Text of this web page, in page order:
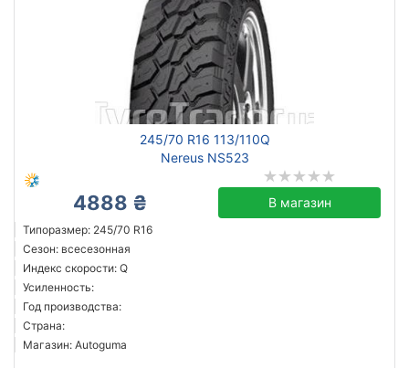
245/70 R16 113/110Q
Nereus NS523
4888 ₴ В магазин
Типоразмер: 245/70 R16
Сезон: всесезонная
Индекс скорости: Q
Усиленность:
Год производства:
Страна:
Магазин: Autoguma